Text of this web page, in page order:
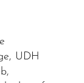
UDH